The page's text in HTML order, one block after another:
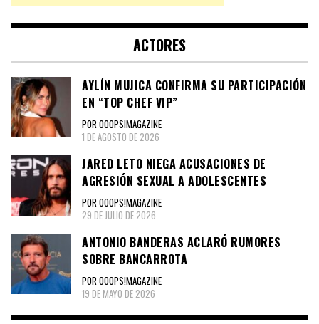
ACTORES
AYLÍN MUJICA CONFIRMA SU PARTICIPACIÓN
EN “TOP CHEF VIP”
POR OOOPS!MAGAZINE
1 DE AGOSTO DE 2026
JARED LETO NIEGA ACUSACIONES DE
AGRESIÓN SEXUAL A ADOLESCENTES
POR OOOPS!MAGAZINE
29 DE JULIO DE 2026
ANTONIO BANDERAS ACLARÓ RUMORES
SOBRE BANCARROTA
POR OOOPS!MAGAZINE
19 DE MAYO DE 2026